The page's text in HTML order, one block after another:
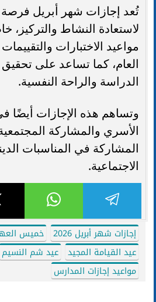
تُعد إجازات شهر أبريل
لاستعادة النشاط والتركيز،
مواعيد الاختبارات
العام، كما تساعد على
الدراسة والراحة النفسية.
وتساهم هذه الإجازات أيضًا
الأسري والمشاركة
المشاركة في المناسبات
الاجتماعية.
إجازات شهر أبريل 2026
خميس العهد
عيد القيامة المجيد
عيد شم النسيم
مواعيد إجازات المدارس